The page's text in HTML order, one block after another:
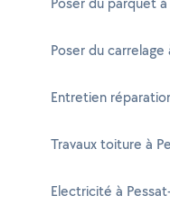
Poser du carrelage
Entretien
Travaux toiture à
Electricité à